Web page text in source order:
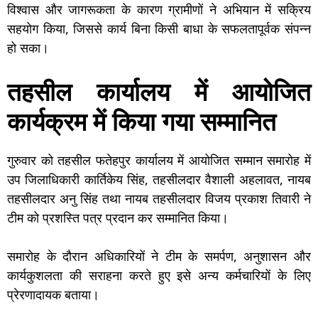
विश्वास और जागरूकता के कारण ग्रामीणों ने अभियान में सक्रिय
सहयोग किया, जिससे कार्य बिना किसी बाधा के सफलतापूर्वक संपन्न
हो सका।
तहसील कार्यालय में आयोजित
कार्यक्रम में किया गया सम्मानित
गुरुवार को तहसील फतेहपुर कार्यालय में आयोजित सम्मान समारोह में
उप जिलाधिकारी कार्तिकेय सिंह, तहसीलदार वैशाली अहलावत, नायब
तहसीलदार अनु सिंह तथा नायब तहसीलदार विजय प्रकाश तिवारी ने
टीम को प्रशस्ति पत्र प्रदान कर सम्मानित किया।
समारोह के दौरान अधिकारियों ने टीम के समर्पण, अनुशासन और
कार्यकुशलता की सराहना करते हुए इसे अन्य कर्मचारियों के लिए
प्रेरणादायक बताया।